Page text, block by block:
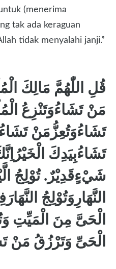
(menerima
tak ada keraguan
tidak menyalahi janji.”
قُلِ اللّٰهُمَّ مَالِكَ
مَنْ تَشَاءُوَتَنْزِعُ
تَشَاءُوَتُعِزُّمَنْ
تَشَاءُبِيَدِكَ
شَيْءٍقَدِيْرٌ. تُوْلِجُ
النَّهَارِوَتُوْلِجُ
الْحَىَّ مِنَ الْمَيِّتِ
الْحَىِّ وَتَرْزُقُ مَنْ